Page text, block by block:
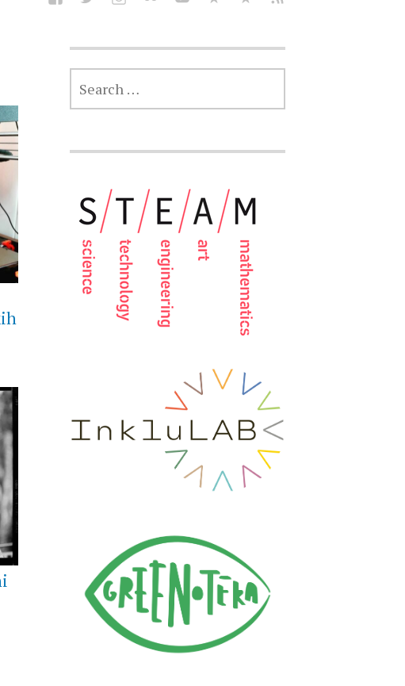
SEARCH
FOR: